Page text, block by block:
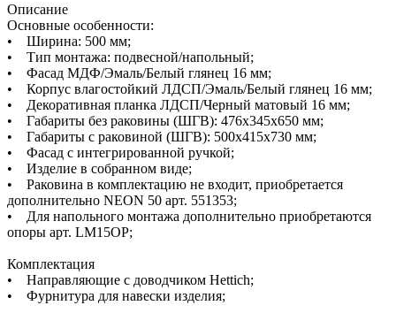
Описание
Основные особенности:
• Ширина: 500 мм;
• Тип монтажа: подвесной/напольный;
• Фасад МДФ/Эмаль/Белый глянец 16 мм;
• Корпус влагостойкий ЛДСП/Эмаль/Белый глянец 16 мм;
• Декоративная планка ЛДСП/Черный матовый 16 мм;
• Габариты без раковины (ШГВ): 476х345х650 мм;
• Габариты с раковиной (ШГВ): 500х415х730 мм;
• Фасад с интегрированной ручкой;
• Изделие в собранном виде;
• Раковина в комплектацию не входит, приобретается
дополнительно NEON 50 арт. 551353;
• Для напольного монтажа дополнительно приобретаются
опоры арт. LM15OP;
Комплектация
• Направляющие с доводчиком Hettich;
• Фурнитура для навески изделия;